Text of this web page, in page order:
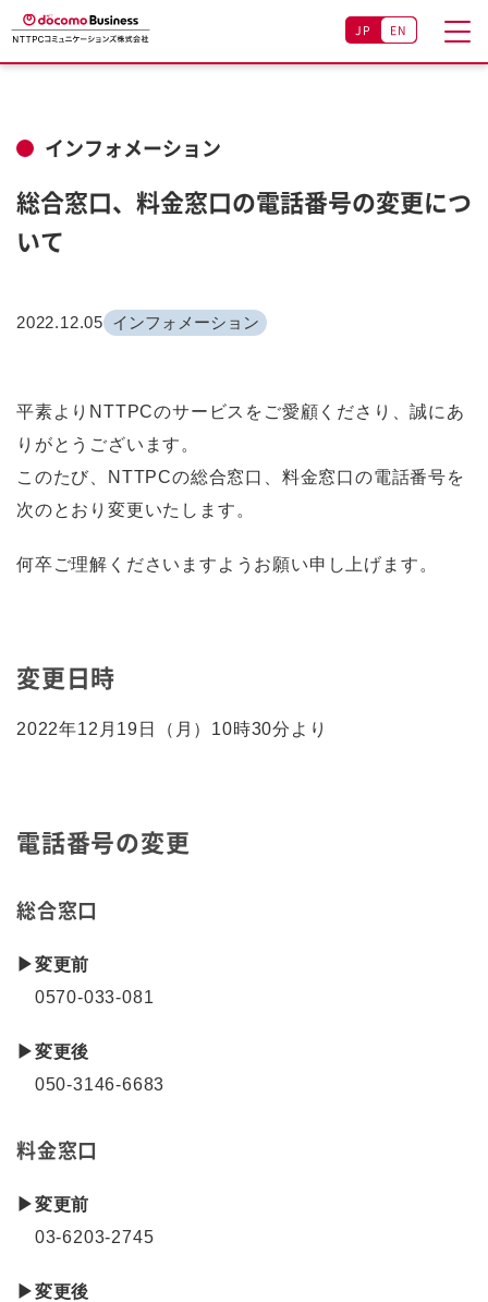
JP EN
インフォメーション
総合窓口、料金窓口の電話番号の変更につ
いて
2022.12.05 インフォメーション
平素よりNTTPCのサービスをご愛顧くださり、誠にあ
りがとうございます。
このたび、NTTPCの総合窓口、料金窓口の電話番号を
次のとおり変更いたします。
何卒ご理解くださいますようお願い申し上げます。
変更日時
2022年12月19日（月）10時30分より
電話番号の変更
総合窓口
▶変更前
0570-033-081
▶変更後
050-3146-6683
料金窓口
▶変更前
03-6203-2745
▶変更後